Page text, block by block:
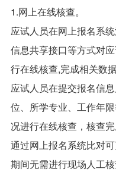
1.网上在线核查。
应试人员在网上报名系
信息共享接口等方式对
行在线核查,完成相关数
应试人员在提交报名信
位、所学专业、工作年
况进行在线核查，核查完
通过网上报名系统比对
期间无需进行现场人工核